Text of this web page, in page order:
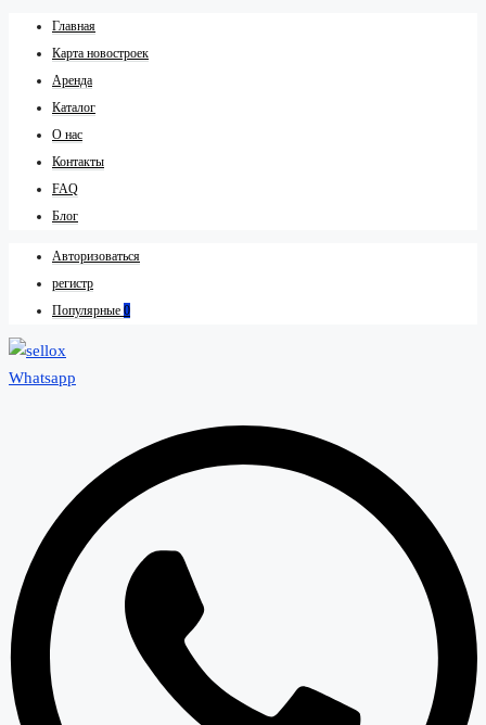
Главная
Карта новостроек
Аренда
Каталог
О нас
Контакты
FAQ
Блог
Авторизоваться
регистр
Популярные 0
Whatsapp